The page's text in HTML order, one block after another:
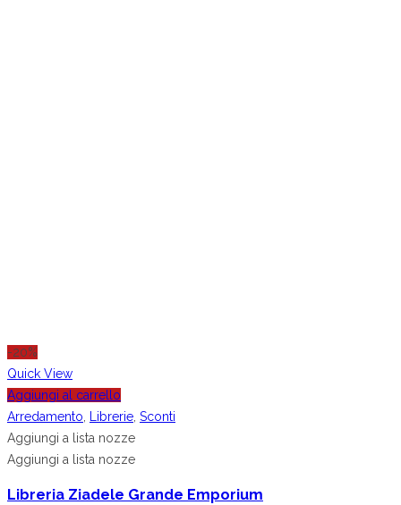
-20%
Quick View
Aggiungi al carrello
Arredamento
Librerie Sconti
Aggiungi a lista nozze
Aggiungi a lista nozze
Libreria Ziadele Grande Emporium